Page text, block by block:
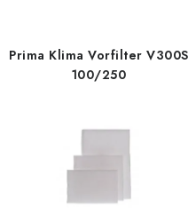
e
t
Prima Klima Vorfilter V300S
100/250